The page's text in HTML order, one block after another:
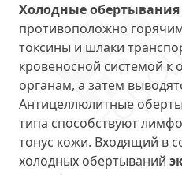
Холодные обертывания
противоположно
токсины и шлаки
кровеносной системой к
органам, а затем
Антицеллюлитные
типа способствуют
тонус кожи. Входящий в
холодных обертываний